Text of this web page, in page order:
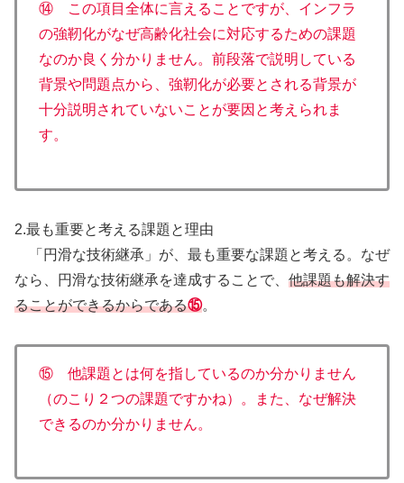
⑭ この項目全体に言えることですが、インフラ
の強靭化がなぜ高齢化社会に対応するための課題
なのか良く分かりません。前段落で説明している
背景や問題点から、強靭化が必要とされる背景が
十分説明されていないことが要因と考えられま
す。
2.最も重要と考える課題と理由
「円滑な技術継承」が、最も重要な課題と考える。なぜ
なら、円滑な技術継承を達成することで、 他課題も解決す
ることができるからである⑮。
⑮ 他課題とは何を指しているのか分かりません
（のこり２つの課題ですかね）。また、なぜ解決
できるのか分かりません。